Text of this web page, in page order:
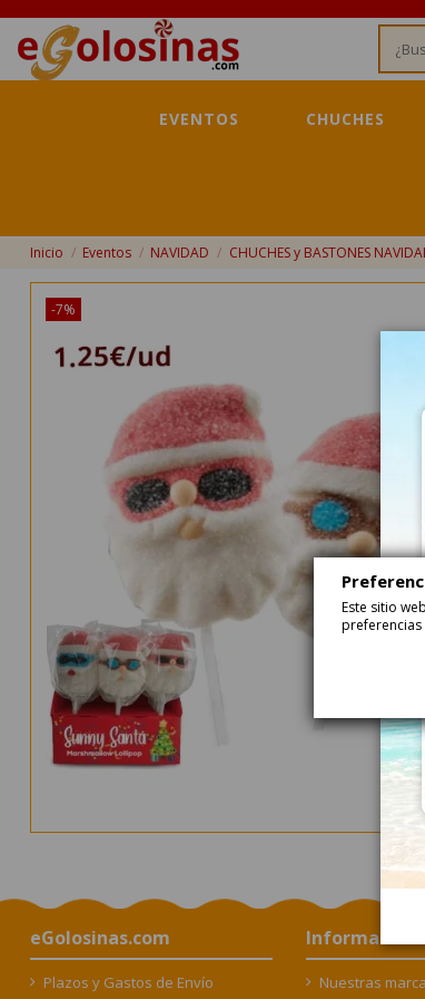
EVENTOS CHUCHES
Inicio Eventos NAVIDAD CHUCHES y BASTONES
-7%
eGolosinas.com
Plazos y Gastos de Envío
Información
Nuestras
Este sitio
preferencias